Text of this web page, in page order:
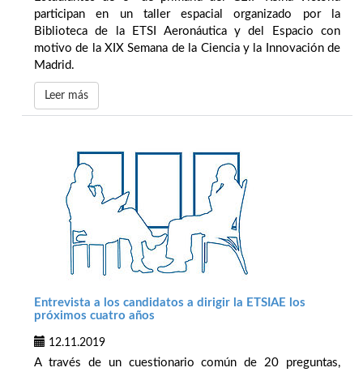
participan en un taller espacial organizado por la
Biblioteca de la ETSI Aeronáutica y del Espacio con
motivo de la XIX Semana de la Ciencia y la Innovación de
Madrid.
Leer más
Entrevista a los candidatos a dirigir la ETSIAE los
próximos cuatro años
12.11.2019
A través de un cuestionario común de 20 preguntas,